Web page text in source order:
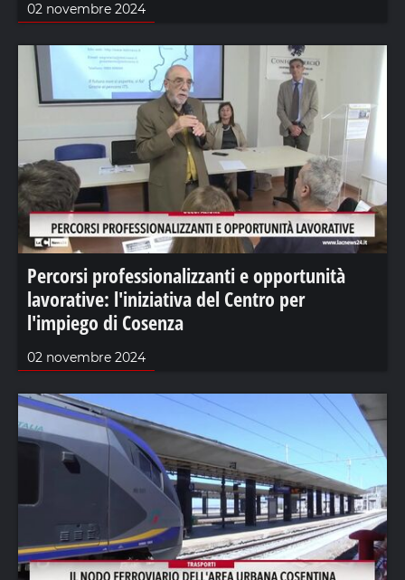
02 novembre 2024
Percorsi professionalizzanti e opportunità
lavorative: l'iniziativa del Centro per
l'impiego di Cosenza
02 novembre 2024